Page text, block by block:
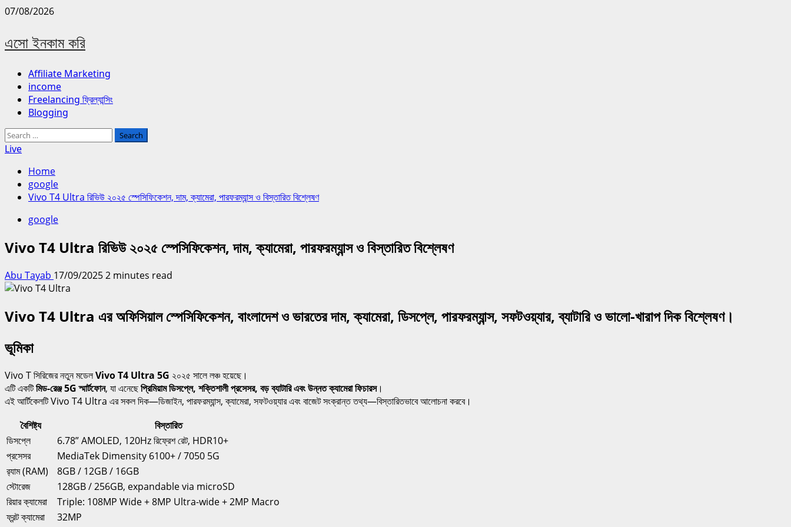
Skip
content
07/08/2026
এসো ইনকাম করি
Primary
Menu
Affiliate Marketing
income
Freelancing ফ্রিল্যান্সিং
Blogging
Search
for:
Live
Home
google
Vivo T4 Ultra রিভিউ ২০২৫ স্পেসিফিকেশন, দাম, ক্যামেরা, পারফরম্যান্স ও বিস্তারিত বিশ্লেষণ
google
Vivo T4 Ultra রিভিউ ২০২৫ স্পেসিফিকেশন, দাম, ক্যামেরা, পারফরম্যান্স ও বিস্তারিত বিশ্লেষণ
Abu Tayab 17/09/20252 minutes read
Vivo T4 Ultra এর অফিসিয়াল স্পেসিফিকেশন, বাংলাদেশ ও ভারতের দাম, ক্যামেরা, ডিসপ্লে, পারফরম্যান্স, সফটওয়্যার, ব্যাটারি ও ভালো-খারাপ দিক বিশ্লেষণ।
ভূমিকা
Vivo T সিরিজের নতুন মডেলVivo T4 Ultra 5G ২০২৫ সালে লঞ্চ হয়েছে।
এটি একটিমিড-রেঞ্জ 5G স্মার্টফোন, যা এনেছেপ্রিমিয়াম ডিসপ্লে, শক্তিশালী প্রসেসর, বড় ব্যাটারি এবং উন্নত ক্যামেরা ফিচারস।
এই আর্টিকেলটি Vivo T4 Ultra এর সকল দিক—ডিজাইন, পারফরম্যান্স, ক্যামেরা, সফটওয়্যার এবং বাজেট সংক্রান্ত তথ্য—বিস্তারিতভাবে আলোচনা করবে।
বৈশিষ্ট্য
বিস্তারিত
ডিসপ্লে
6.78” AMOLED, 120Hz রিফ্রেশ রেট, HDR10+
প্রসেসর
MediaTek Dimensity 6100+ / 7050 5G
র‍্যাম (RAM)
8GB / 12GB / 16GB
স্টোরেজ
128GB / 256GB, expandable via microSD
রিয়ার ক্যামেরা
Triple: 108MP Wide + 8MP Ultra-wide + 2MP Macro
ফ্রন্ট ক্যামেরা
32MP